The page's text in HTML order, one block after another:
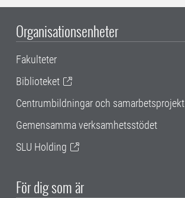
Organisationsenheter
Fakulteter
Biblioteket
Centrumbildningar och samarbetsprojekt
Gemensamma verksamhetsstödet
SLU Holding
För dig som är